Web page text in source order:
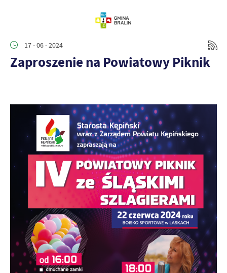
17 - 06 - 2024
Zaproszenie na Powiatowy Piknik